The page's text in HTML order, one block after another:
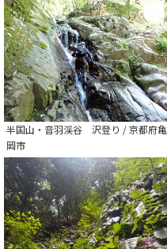
半国山・音羽渓谷 沢登り / 京都府亀
岡市